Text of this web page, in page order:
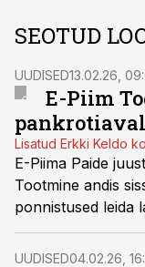
SEOTUD
UUDISED13.02.26,
E-Piim
Lisatud Erkki Keldo
E-Piima Paide
Tootmine andis
ponnistused leida
UUDISED04.02.26,